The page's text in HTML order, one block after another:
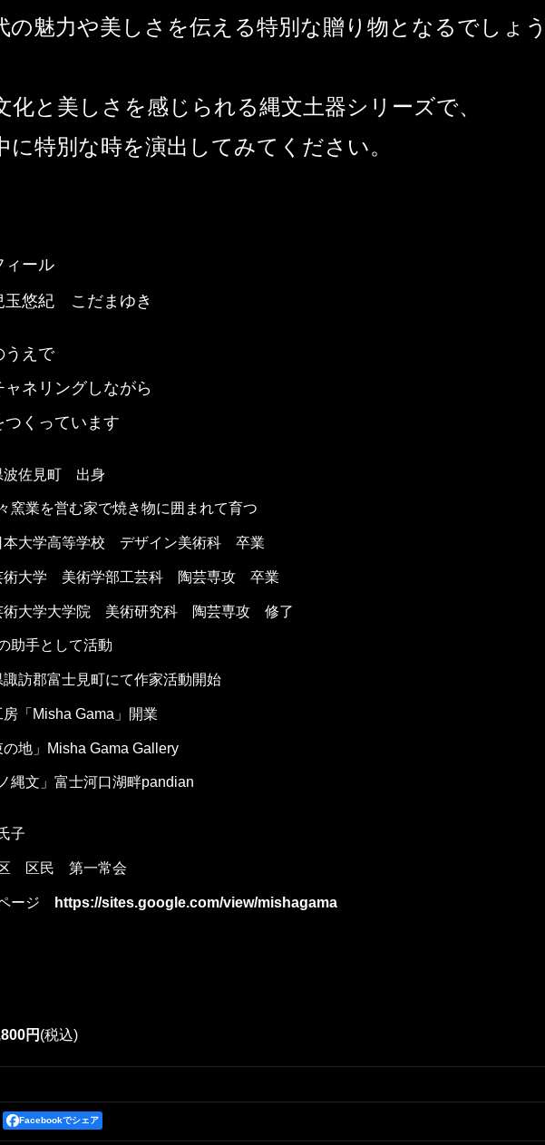
の魅力や美しさを伝える特別な贈り物となるでしょ
化と美しさを感じられる縄文土器シリーズで、
に特別な時を演出してみてください。
ィール
悠紀 こだまゆき
うえで
ャネリングしながら
つくっています
波佐見町 出身
業を営む家で焼き物に囲まれて育つ
本大学高等学校 デザイン美術科 卒業
術大学 美術学部工芸科 陶芸専攻 卒業
術大学大学院 美術研究科 陶芸専攻 修了
手として活動
諏訪郡富士見町にて作家活動開始
「Misha Gama」開業
地」Misha Gama Gallery
文」富士河口湖畔pandian
子
区 区民 第一常会
ージ https://sites.google.com/view/mishagama
円 (税込)
Facebookでシェア